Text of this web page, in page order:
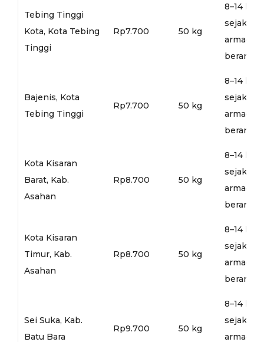
Tebing Tinggi
Kota, Kota Tebing
Tinggi
Rp7.700 50 kg
8–14 hari
sejak
armada
Bajenis, Kota
Tebing Tinggi
Rp7.700 50 kg
8–14 hari
sejak
armada
Kota Kisaran
Barat, Kab.
Asahan
Rp8.700 50 kg
8–14 hari
sejak
armada
Kota Kisaran
Timur, Kab.
Asahan
Rp8.700 50 kg
8–14 hari
sejak
armada
Sei Suka, Kab.
Batu Bara
Rp9.700 50 kg
8–14 hari
sejak
armada